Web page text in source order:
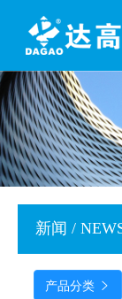
新闻 /
产品分类 